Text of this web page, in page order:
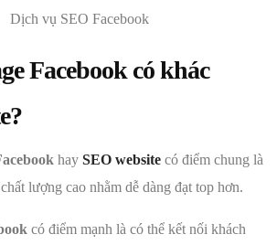
Facebook có khác
hay SEO website có điểm chung là
lượng cao nhằm dễ dàng đạt top hơn.
có điểm mạnh là có thể kết nối khách